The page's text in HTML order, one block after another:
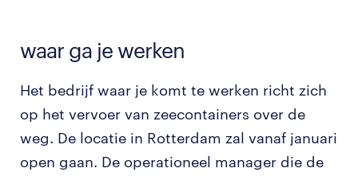
waar ga je werken
Het bedrijf waar je komt te werken richt zich
op het vervoer van zeecontainers over de
weg. De locatie in Rotterdam zal vanaf januari
open gaan. De operationeel manager die de